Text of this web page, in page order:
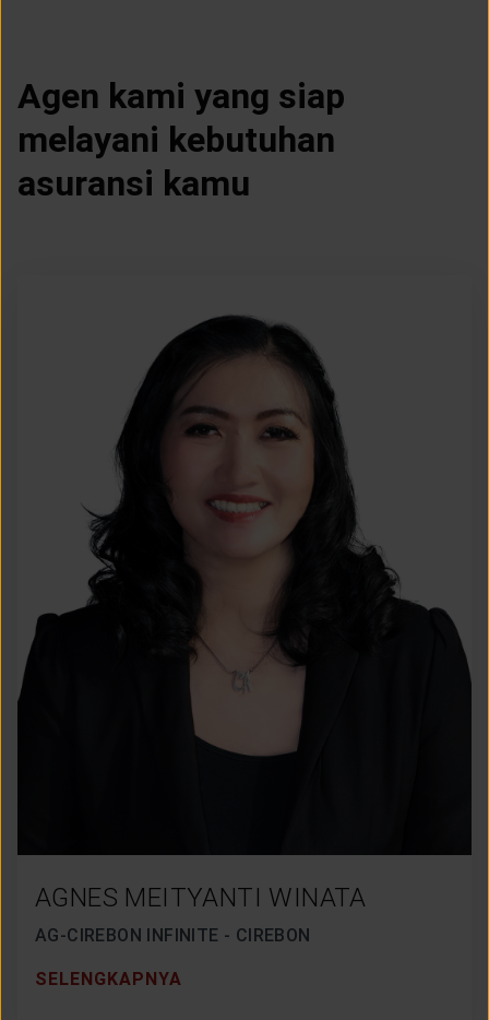
Agen kami yang siap
melayani kebutuhan
asuransi kamu
AGNES MEITYANTI WINATA
AG-CIREBON INFINITE - CIREBON
SELENGKAPNYA
ARTIKEL DAN BERITA
TENTANG GENERALI